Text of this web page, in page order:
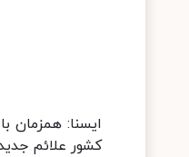
کشور علائم جدیدی